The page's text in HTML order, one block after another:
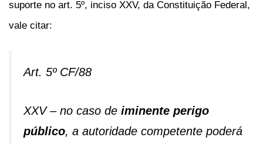
suporte no art. 5º, inciso XXV, da Constituição Federal,
vale citar:
Art. 5º CF/88
XXV – no caso de iminente perigo
público, a autoridade competente poderá